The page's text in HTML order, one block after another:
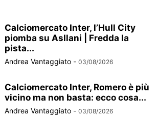
Calciomercato Inter, l’Hull City
piomba su Asllani | Fredda la
pista...
Andrea Vantaggiato - 03/08/2026
Calciomercato Inter, Romero è più
vicino ma non basta: ecco cosa...
Andrea Vantaggiato - 03/08/2026